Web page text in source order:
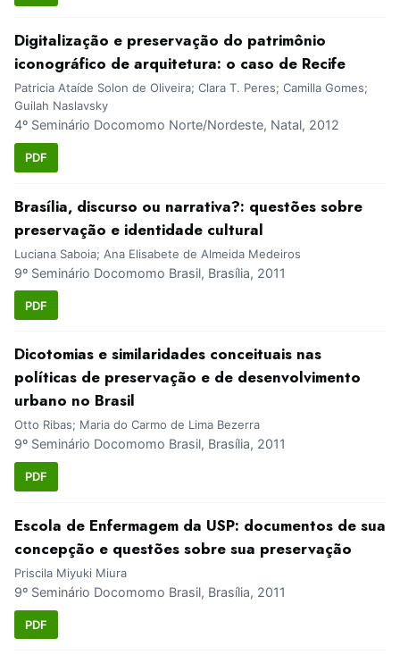
Digitalização e preservação do patrimônio
iconográfico de arquitetura: o caso de Recife
Patricia Ataíde Solon de Oliveira; Clara T. Peres; Camilla Gomes;
Guilah Naslavsky
4º Seminário Docomomo Norte/Nordeste, Natal, 2012
PDF
Brasília, discurso ou narrativa?: questões sobre
preservação e identidade cultural
Luciana Saboia; Ana Elisabete de Almeida Medeiros
9º Seminário Docomomo Brasil, Brasília, 2011
PDF
Dicotomias e similaridades conceituais nas
políticas de preservação e de desenvolvimento
urbano no Brasil
Otto Ribas; Maria do Carmo de Lima Bezerra
9º Seminário Docomomo Brasil, Brasília, 2011
PDF
Escola de Enfermagem da USP: documentos de sua
concepção e questões sobre sua preservação
Priscila Miyuki Miura
9º Seminário Docomomo Brasil, Brasília, 2011
PDF